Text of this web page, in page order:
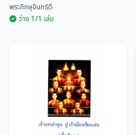
ตำนานเชียงแสน
พระภิกษุจันทร์ดี
พระภิกษุจันทร์ดี
ว่าง 1/1 เล่ม